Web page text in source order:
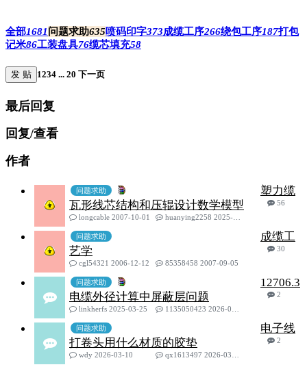
全部1681问题求助635喷码印字373成缆工序266绕包工序187打包
记米86工装盘具76缆芯填充58
发 贴 1234 ... 20 下一页
最后回复
回复/查看
作者
问题求助
塑力缆
瓦形线芯结构和压辊设计数学模型
56
longcable 2007-10-01
huanying2258 2025-07-27
问题求助
成缆工
艺学
30
cgl54321 2006-12-12
85358458 2007-09-05
问题求助
12706.3
电缆外径计算中屏蔽层问题
2
linkherfs 2025-03-25
1135050423 2026-06-12
问题求助
电子线
打卷头用什么材质的胶垫
2
wdy 2026-03-10
qx1613497 2026-03-21